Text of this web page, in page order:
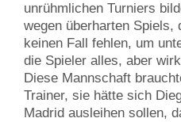
unrühmlichen Turniers
wegen überharten Spiels,
keinen Fall fehlen, um
die Spieler alles, aber
Diese Mannschaft
Trainer, sie hätte sich
Madrid ausleihen sollen,